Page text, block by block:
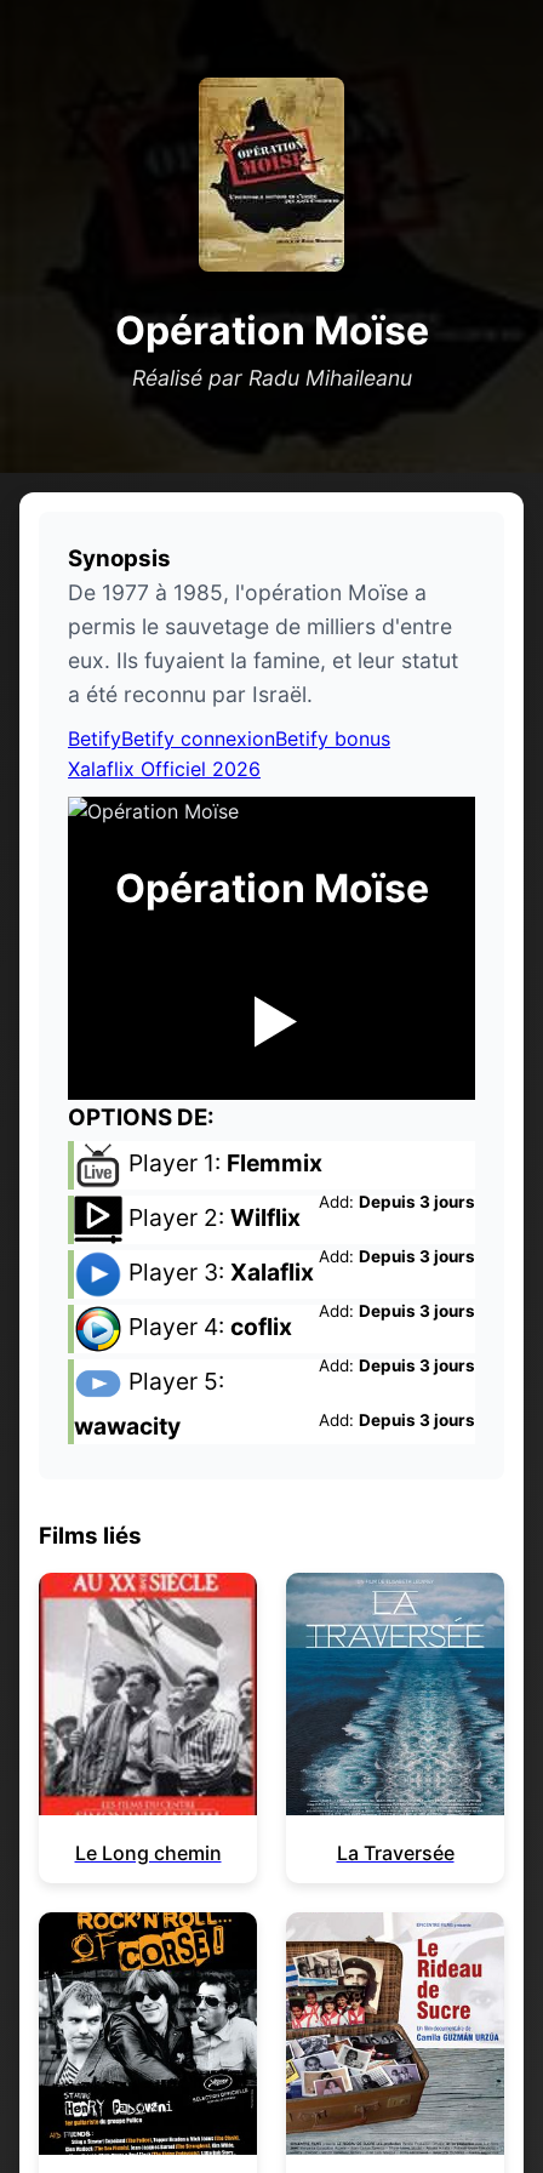
Opération Moïse
Réalisé par Radu Mihaileanu
Synopsis
De 1977 à 1985, l'opération Moïse a
permis le sauvetage de milliers d'entre
eux. Ils fuyaient la famine, et leur statut
a été reconnu par Israël.
BetifyBetify connexionBetify bonus
Xalaflix Officiel 2026
Opération Moïse
OPTIONS DE:
Player 1: Flemmix
Add: Depuis 3 jours
Player 2: Wilflix
Add: Depuis 3 jours
Player 3: Xalaflix
Add: Depuis 3 jours
Player 4: coflix
Add: Depuis 3 jours
Player 5:
wawacity
Add: Depuis 3 jours
Films liés
Le Long chemin La Traversée